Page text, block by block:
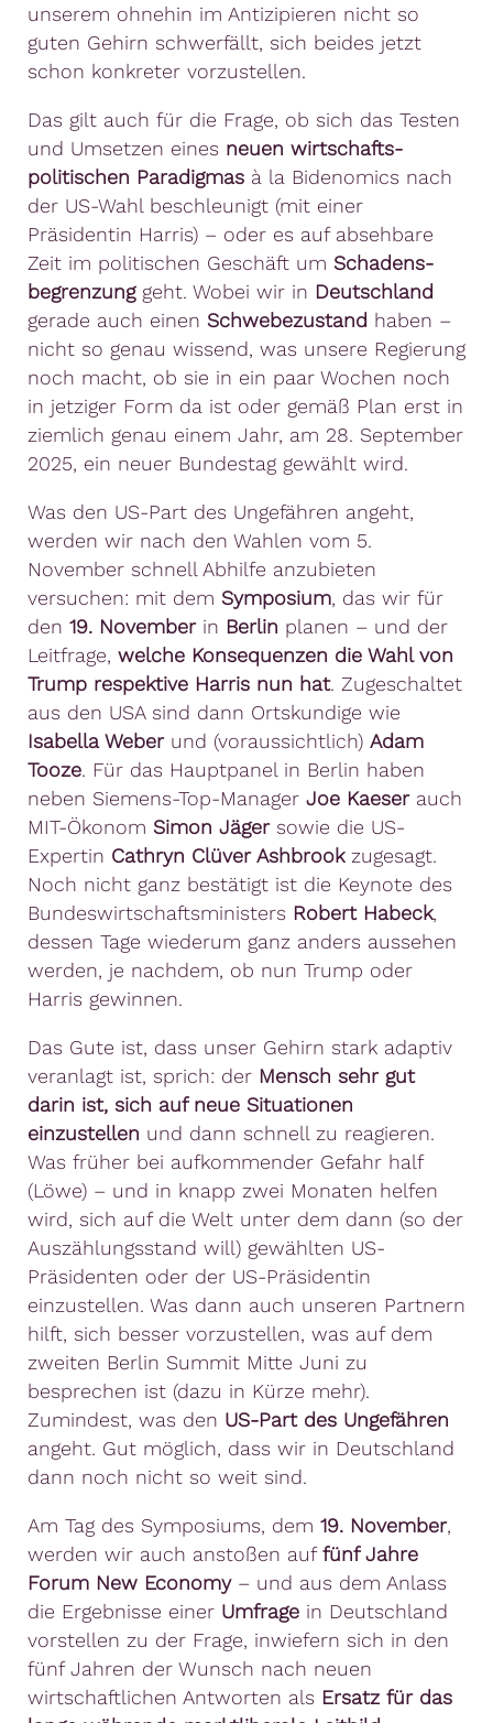
unserem ohnehin im Antizipieren nicht so
guten Gehirn schwerfällt, sich beides jetzt
schon konkreter vorzustellen.
Das gilt auch für die Frage, ob sich das Testen
und Umsetzen eines neuen wirtschafts-
politischen Paradigmas à la Bidenomics nach
der US-Wahl beschleunigt (mit einer
Präsidentin Harris) – oder es auf absehbare
Zeit im politischen Geschäft um Schadens-
begrenzunggeht. Wobei wir in Deutschland
gerade auch einen Schwebezustand haben –
nicht so genau wissend, was unsere Regierung
noch macht, ob sie in ein paar Wochen noch
in jetziger Form da ist oder gemäß Plan erst in
ziemlich genau einem Jahr, am 28. September
2025, ein neuer Bundestag gewählt wird.
Was den US-Part des Ungefähren angeht,
werden wir nach den Wahlen vom 5.
November schnell Abhilfe anzubieten
versuchen: mit dem Symposium, das wir für
den 19. Novemberin Berlin planen – und der
Leitfrage, welche Konsequenzen die Wahl von
Trump respektive Harris nun hat. Zugeschaltet
aus den USA sind dann Ortskundige wie
Isabella Weberund (voraussichtlich) Adam
Tooze. Für das Hauptpanel in Berlin haben
neben Siemens-Top-Manager Joe Kaeserauch
MIT-Ökonom Simon Jägersowie die US-
Expertin Cathryn Clüver Ashbrook zugesagt.
Noch nicht ganz bestätigt ist die Keynote des
Bundeswirtschaftsministers Robert Habeck,
dessen Tage wiederum ganz anders aussehen
werden, je nachdem, ob nun Trump oder
Harris gewinnen.
Das Gute ist, dass unser Gehirn stark adaptiv
veranlagt ist, sprich: der Mensch sehr gut
darin ist, sich auf neue Situationen
einzustellen und dann schnell zu reagieren.
Was früher bei aufkommender Gefahr half
(Löwe) – und in knapp zwei Monaten helfen
wird, sich auf die Welt unter dem dann (so der
Auszählungsstand will) gewählten US-
Präsidenten oder der US-Präsidentin
einzustellen. Was dann auch unseren Partnern
hilft, sich besser vorzustellen, was auf dem
zweiten Berlin Summit Mitte Juni zu
besprechen ist (dazu in Kürze mehr).
Zumindest, was den US-Part des Ungefähren
angeht. Gut möglich, dass wir in Deutschland
dann noch nicht so weit sind.
Am Tag des Symposiums, dem 19. November,
werden wir auch anstoßen auffünf Jahre
Forum New Economy– und aus dem Anlass
die Ergebnisse einer Umfrage in Deutschland
vorstellen zu der Frage, inwiefern sich in den
fünf Jahren der Wunsch nach neuen
wirtschaftlichen Antworten als Ersatz für das